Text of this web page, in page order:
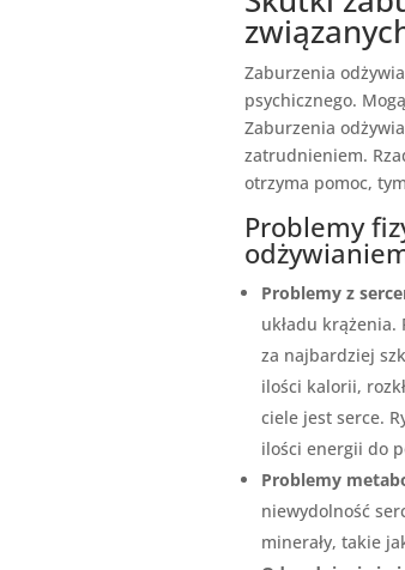
Zaburzenia
psychicznego.
Zaburzenia
zatrudnieniem.
otrzyma pomoc,
Problemy
Problemy z
układu krążenia.
za najbardziej
ilości kalorii,
ciele jest serce.
ilości energii do
Problemy
niewydolność
minerały, takie